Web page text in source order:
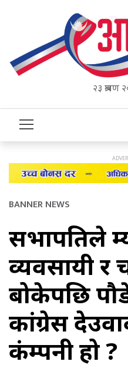
२३ श्रावण
BANNER NEWS
सभापतिले
व्यवसायी र
बोकेपछि
कांग्रेस
कंम्पनी हो ?